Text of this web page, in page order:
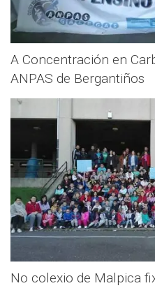
A Concentración en
ANPAS de Bergantiños
No colexio de Malpica